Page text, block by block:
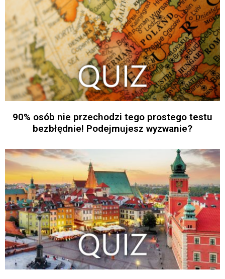
90% osób nie przechodzi tego prostego testu
bezbłędnie! Podejmujesz wyzwanie?